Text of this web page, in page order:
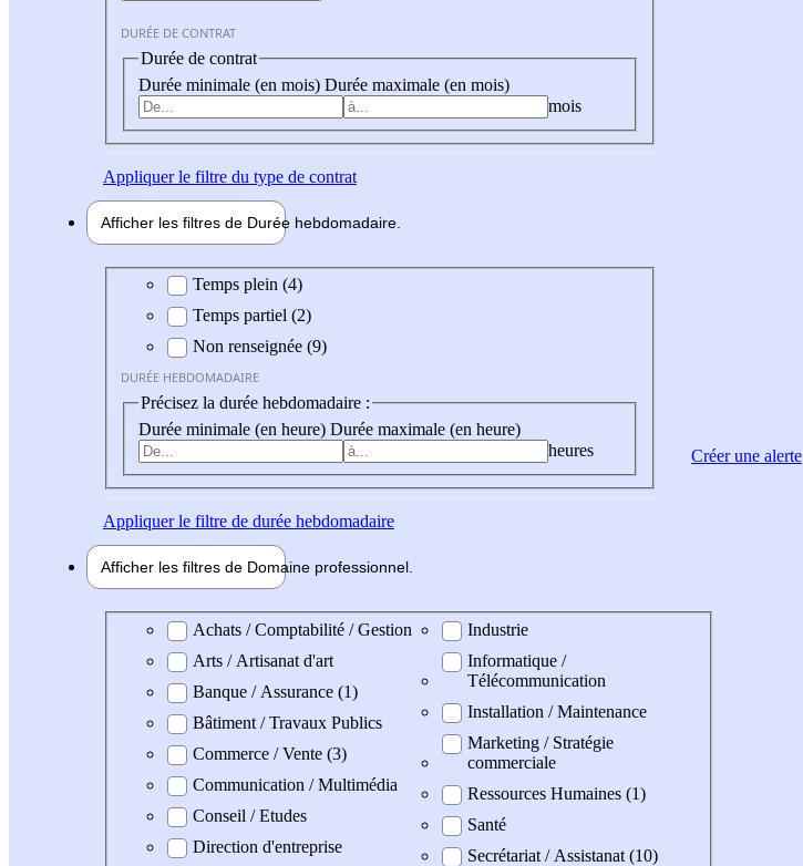
DURÉE DE CONTRAT
Durée de contrat
Durée minimale (en mois) Durée maximale (en mois)
mois
Appliquerle filtre du type de contrat
Afficher les filtres de Durée hebdomadaire
Durée hebdomadaire
Temps plein (4)
Temps partiel (2)
Non renseignée (9)
DURÉE HEBDOMADAIRE
Précisez la durée hebdomadaire :
Durée minimale (en heure) Durée maximale (en heure)
heures
Appliquerle filtre de durée hebdomadaire
Afficher les filtres de Domaine professionnel
Domaine professionel
Achats / Comptabilité / Gestion
Arts / Artisanat d'art
Banque / Assurance (1)
Bâtiment / Travaux Publics
Commerce / Vente (3)
Communication / Multimédia
Conseil / Etudes
Direction d'entreprise
Industrie
Informatique /
Télécommunication
Installation / Maintenance
Marketing / Stratégie
commerciale
Ressources Humaines (1)
Santé
Secrétariat / Assistanat (10)
Créer une alerte